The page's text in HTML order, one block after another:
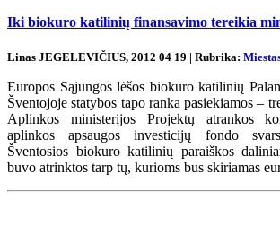
Iki biokuro katilinių finansavimo tereikia
Linas JEGELEVIČIUS, 2012 04 19 | Rubrika:
Europos Sąjungos lėšos biokuro katilinių
Šventojoje statybos tapo ranka pasiekiamos –
Aplinkos ministerijos Projektų atrankos
aplinkos apsaugos investicijų fondo
Šventosios biokuro katilinių paraiškos
buvo atrinktos tarp tų, kurioms bus skiriamas